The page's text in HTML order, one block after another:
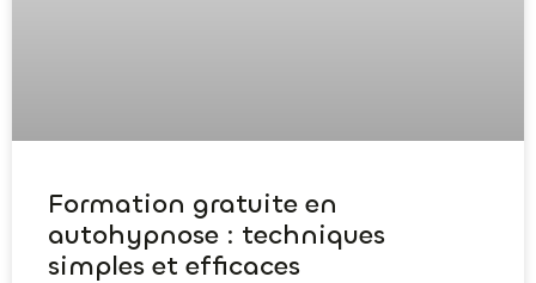
Formation gratuite en
autohypnose : techniques
simples et efficaces